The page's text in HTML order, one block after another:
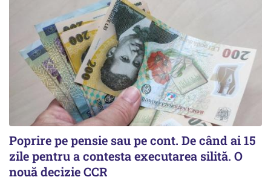
Poprire pe pensie sau pe cont. De când ai 15
zile pentru a contesta executarea silită. O
nouă decizie CCR